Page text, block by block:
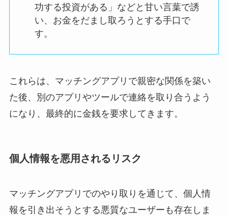
功する投資がある」などと甘い言葉で誘
い、お金をだまし取ろうとする手口で
す。
これらは、マッチングアプリで親密な関係を築い
た後、別のアプリやツールで連絡を取り合うよう
になり、最終的に金銭を要求してきます。
個人情報を悪用されるリスク
マッチングアプリでのやり取りを通じて、個人情
報を引き出そうとする悪質なユーザーも存在しま